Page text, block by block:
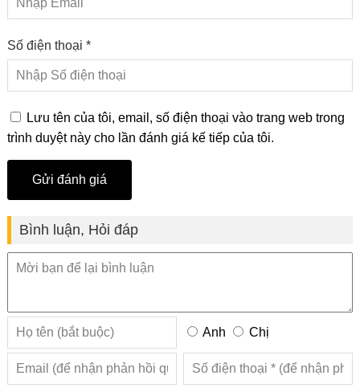
Số điện thoại *
Lưu tên của tôi, email, số điện thoại vào trang web trong
trình duyệt này cho lần đánh giá kế tiếp của tôi.
Bình luận, Hỏi đáp
Anh Chị